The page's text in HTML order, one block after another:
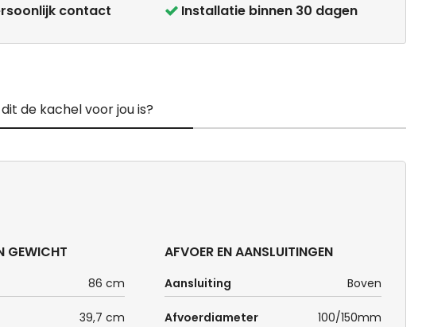
contact Installatie binnen 30 dagen
de kachel voor jou is?
GEWICHT
86 cm
39,7 cm
AFVOER EN AANSLUITINGEN
Aansluiting Boven
Afvoerdiameter 100/150mm